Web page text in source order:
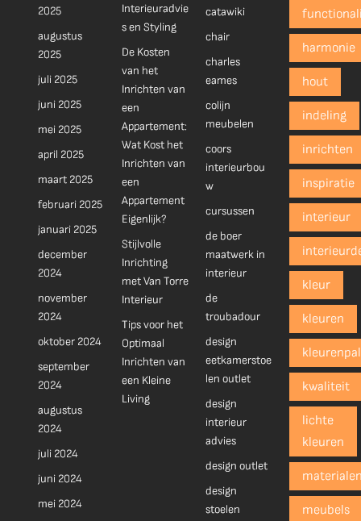
2025
augustus
2025
juli 2025
juni 2025
mei 2025
april 2025
maart 2025
februari 2025
januari 2025
december
2024
november
2024
oktober 2024
september
2024
augustus
2024
juli 2024
juni 2024
mei 2024
Interieuradvie
s en Styling
De Kosten
van het
Inrichten van
een
Appartement:
Wat Kost het
Inrichten van
een
Appartement
Eigenlijk?
Stijlvolle
Inrichting
met Van Torre
Interieur
Tips voor het
Optimaal
Inrichten van
een Kleine
Living
catawiki
chair
charles
eames
colijn
meubelen
coors
interieurbou
w
cursussen
de boer
maatwerk in
interieur
de
troubadour
design
eetkamerstoe
len outlet
design
interieur
advies
design outlet
design
stoelen
harmonie
hout
indeling
inrichten
inspiratie
interieur
kleur
kleuren
kwaliteit
lichte
kleuren
meubels